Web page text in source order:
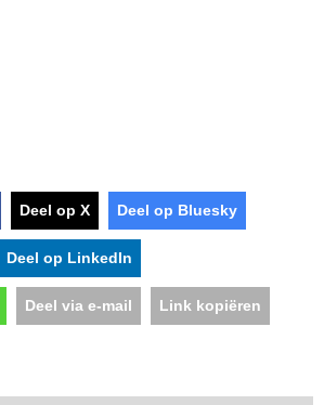
Deel op X Deel op Bluesky
Deel op LinkedIn
Deel via e-mail Link kopiëren